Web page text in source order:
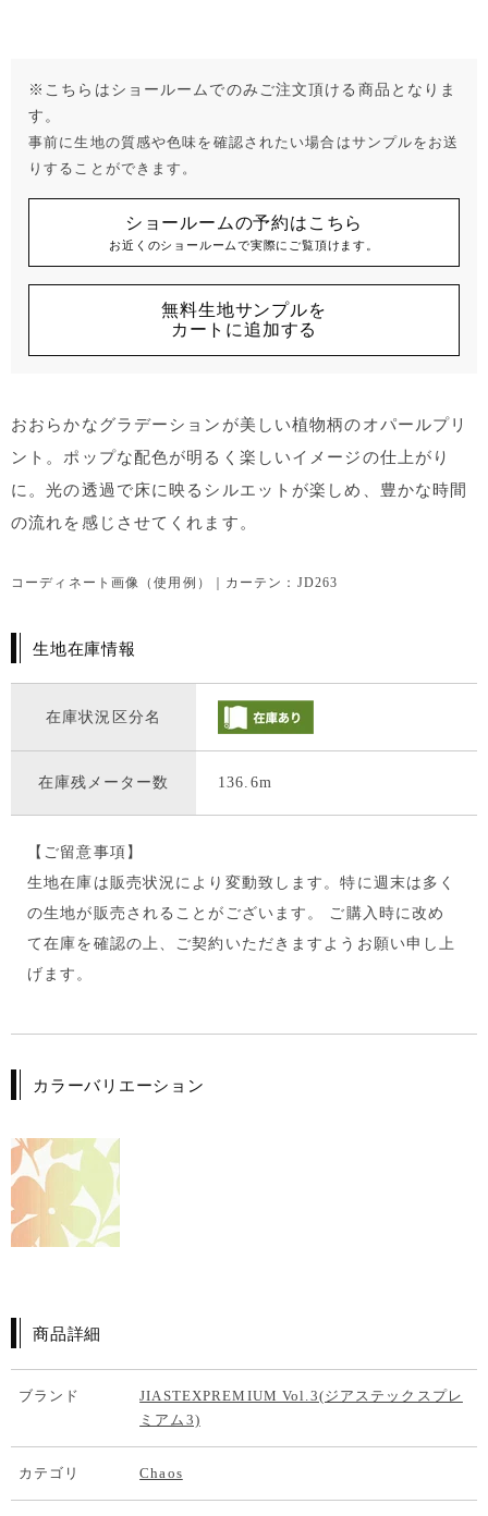
※こちらはショールームでのみご注文頂ける商品となりま
す。
事前に生地の質感や色味を確認されたい場合はサンプルをお送
りすることができます。
ショールームの予約はこちら
お近くのショールームで実際にご覧頂けます。
無料生地サンプルを
カートに追加する
おおらかなグラデーションが美しい植物柄のオパールプリ
ント。ポップな配色が明るく楽しいイメージの仕上がり
に。光の透過で床に映るシルエットが楽しめ、豊かな時間
の流れを感じさせてくれます。
コーディネート画像（使用例）｜カーテン：JD263
生地在庫情報
在庫状況区分名
在庫残メーター数 136.6m
【ご留意事項】
生地在庫は販売状況により変動致します。特に週末は多く
の生地が販売されることがございます。 ご購入時に改め
て在庫を確認の上、ご契約いただきますようお願い申し上
げます。
カラーバリエーション
商品詳細
ブランド
JIASTEXPREMIUM Vol.3(ジアステックスプレ
ミアム3)
カテゴリ Chaos